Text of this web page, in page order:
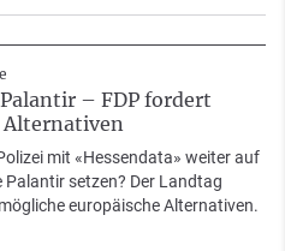
– FDP fordert
Alternativen
mit «Hessendata» weiter auf
Palantir setzen? Der Landtag
europäische Alternativen.